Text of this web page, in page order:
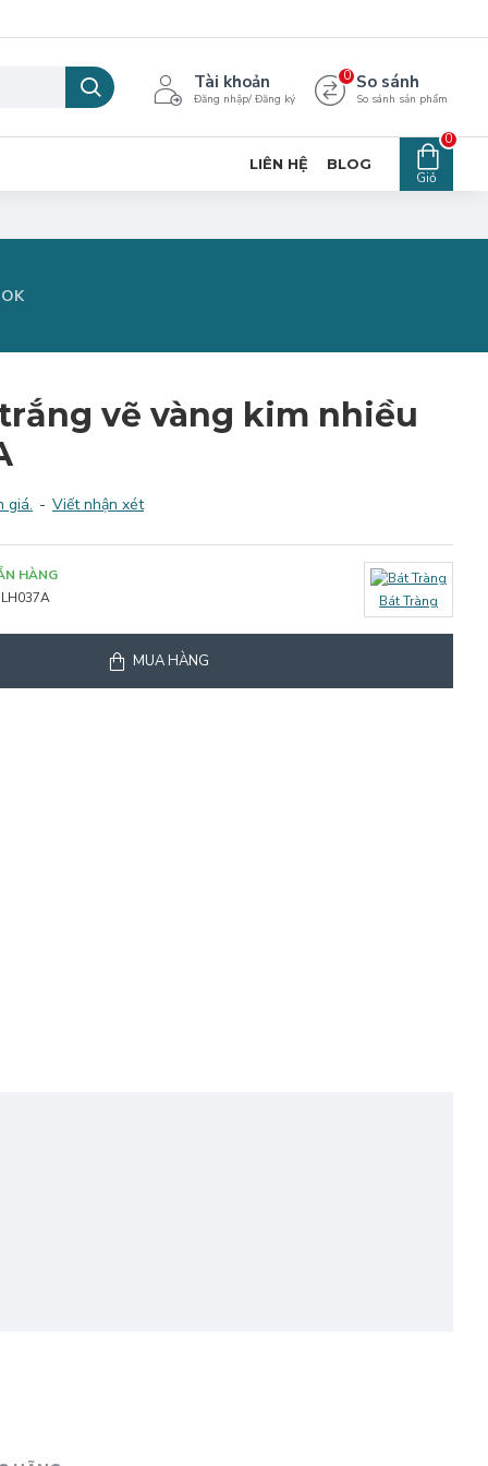
Tài khoản
Đăng nhập/ Đăng ký
So sánh
So sánh sản phẩm
0
LIÊN HỆ
BLOG
Giỏ
0
vẽ vàng kim nhiều
giá. - Viết nhận xét
HÀNG
LH037A Bát Tràng
MUA HÀNG